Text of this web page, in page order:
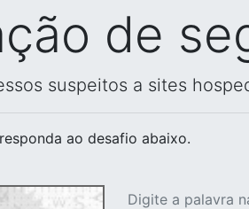
de
suspeitos a sites
ao desafio abaixo.
Digite a palavra